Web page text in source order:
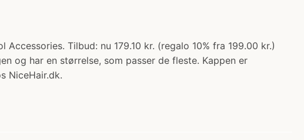
Tilbud: nu 179.10 kr. (regalo 10% fra 199.00 kr.)
og har en størrelse, som passer de fleste. Kappen er
NiceHair.dk.